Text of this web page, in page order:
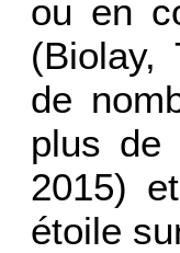
ou en
(Biolay,
de
plus de
2015)
étoile